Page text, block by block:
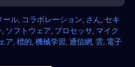
ール コラボレーション さん セキ
ソフトウェア プロセッサ マイク
ア 標的 機械学習 通信網 雲 電子